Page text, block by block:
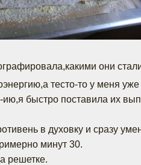
они
тесто-то у меня
ию,я быстро поставила их
в духовку и сразу
минут 30.
решетке.